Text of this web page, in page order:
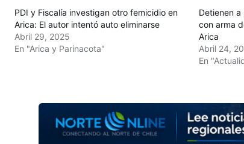
PDI y Fiscalía investigan otro femicidio en
Arica: El autor intentó auto eliminarse
Abril 29, 2025
En "Arica y Parinacota"
Detienen
con arma
Arica
Abril 24,
En